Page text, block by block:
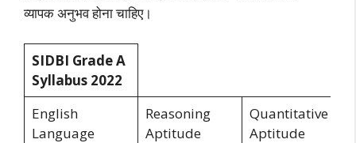
व्यापक अनुभव होना चाहिए।
SIDBI Grade A
Syllabus 2022
English
Language
Reasoning
Aptitude
Quantitative
Aptitude